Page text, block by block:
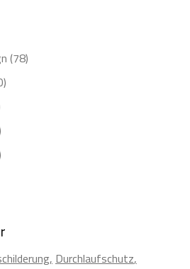
(78)
Durchlaufschutz